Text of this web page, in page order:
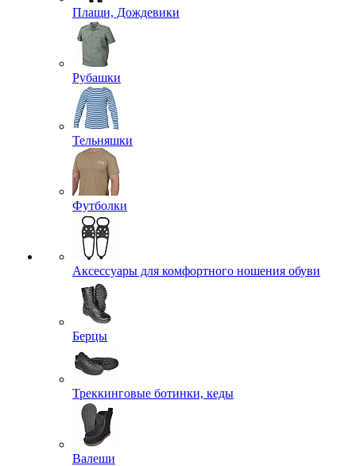
Плащи, Дождевики
Рубашки
Тельняшки
Футболки
Аксессуары для комфортного ношения обуви
Берцы
Треккинговые ботинки, кеды
Валеши